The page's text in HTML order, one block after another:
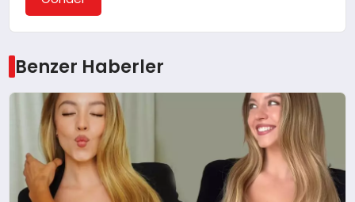
Benzer Haberler